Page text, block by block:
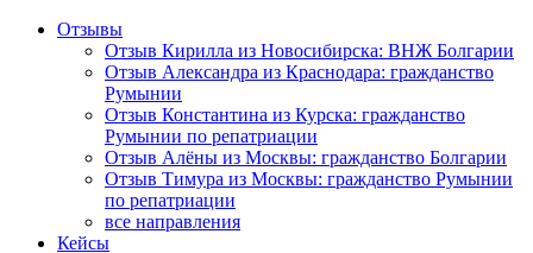
Отзывы
Отзыв Кирилла из Новосибирска: ВНЖ Болгарии
Отзыв Александра из Краснодара: гражданство
Румынии
Отзыв Константина из Курска: гражданство
Румынии по репатриации
Отзыв Алёны из Москвы: гражданство Болгарии
Отзыв Тимура из Москвы: гражданство Румынии
по репатриации
все направления
Кейсы